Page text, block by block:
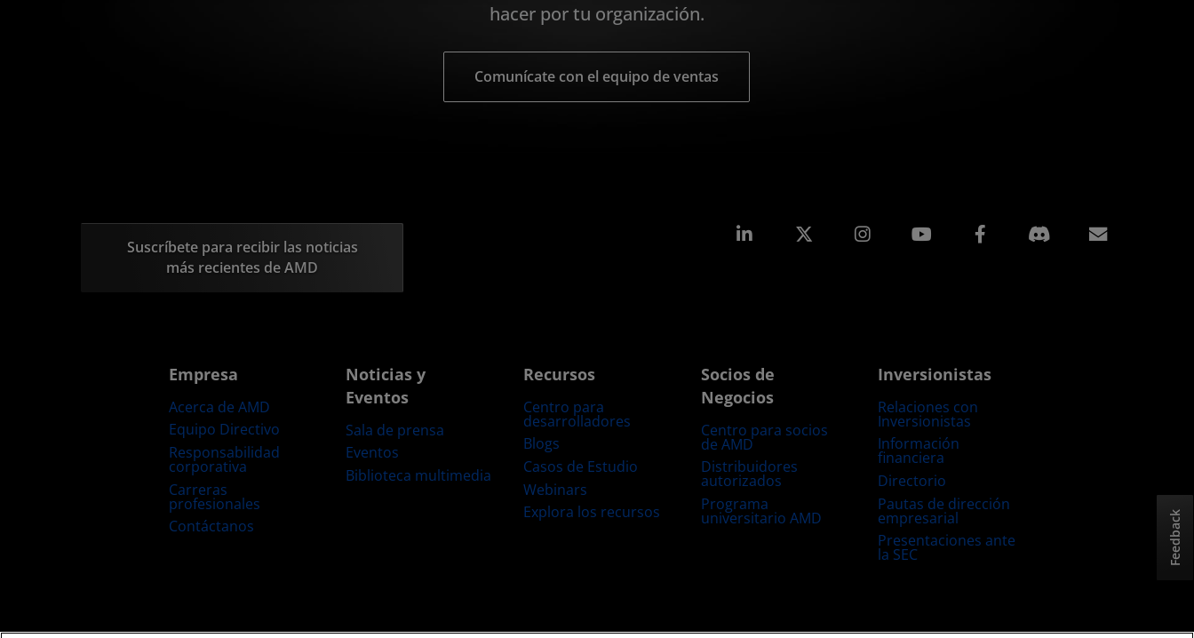
hacer por tu organización.
Comunícate con el equipo de ventas
Suscríbete para recibir las noticias
más recientes de AMD
LinkedIn Instagram Facebook
Empresa
Acerca de AMD
Equipo Directivo
Responsabilidad
corporativa
Carreras
profesionales
Contáctanos
Noticias y
Eventos
Sala de prensa
Eventos
Biblioteca multimedia
Recursos
Centro para
desarrolladores
Blogs
Casos de Estudio
Webinars
Explora los recursos
Socios de
Negocios
Centro para socios
de AMD
Distribuidores
autorizados
Programa
universitario AMD
Inversionistas
Relaciones con
Inversionistas
Información
financiera
Directorio
Pautas de dirección
empresarial
Presentaciones ante
la SEC Feedback